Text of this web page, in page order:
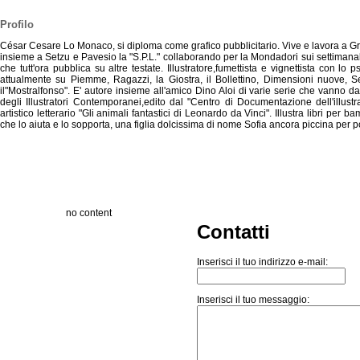
Profilo
César Cesare Lo Monaco, si diploma come grafico pubblicitario. Vive e lavora a
insieme a Setzu e Pavesio la "S.P.L." collaborando per la Mondadori sui
che tutt'ora pubblica su altre testate. Illustratore,fumettista e vignettista con
attualmente su Piemme, Ragazzi, la Giostra, il Bollettino, Dimensioni nuove,
il"Mostralfonso". E' autore insieme all'amico Dino Aloi di varie serie che vanno
degli Illustratori Contemporanei,edito dal "Centro di Documentazione
artistico letterario "Gli animali fantastici di Leonardo da Vinci". Illustra libri per
che lo aiuta e lo sopporta, una figlia dolcissima di nome Sofia ancora piccina per
no content
Contatti
Inserisci il tuo indirizzo e-mail:
Inserisci il tuo messaggio: